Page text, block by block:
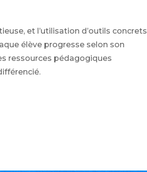
et l’utilisation d’outils concrets
élève progresse selon son
ressources pédagogiques